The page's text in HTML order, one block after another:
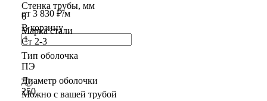
Стенка трубы, мм
6
Марка стали
Ст 2-3
Тип оболочка
ПЭ
Диаметр оболочки
250
от 3 830 ₽/м
В корзину
Можно с вашей трубой